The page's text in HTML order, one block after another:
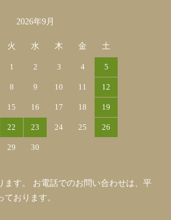
2026年9月
火 水 木 金 土
1 2 3 4 5
8 9 10 11 12
15 16 17 18 19
22 23 24 25 26
29 30
ます。 お電話でのお問い合わせは、平
ております。